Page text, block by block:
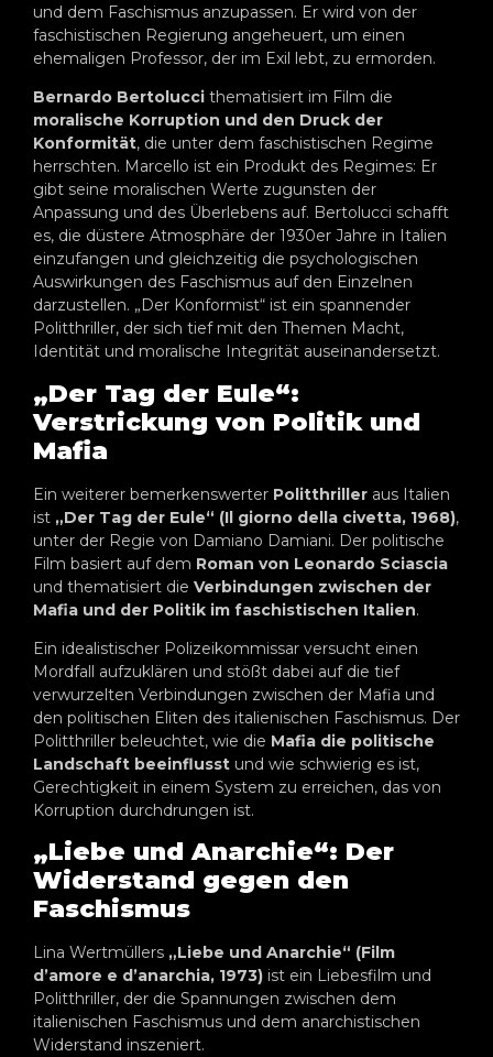
und dem Faschismus anzupassen. Er wird von der
faschistischen Regierung angeheuert, um einen
ehemaligen Professor, der im Exil lebt, zu ermorden.
Bernardo Bertolucci thematisiert im Film die
moralische Korruption und den Druck der
Konformität, die unter dem faschistischen Regime
herrschten. Marcello ist ein Produkt des Regimes: Er
gibt seine moralischen Werte zugunsten der
Anpassung und des Überlebens auf. Bertolucci schafft
es, die düstere Atmosphäre der 1930er Jahre in Italien
einzufangen und gleichzeitig die psychologischen
Auswirkungen des Faschismus auf den Einzelnen
darzustellen. „Der Konformist“ ist ein spannender
Politthriller, der sich tief mit den Themen Macht,
Identität und moralische Integrität auseinandersetzt.
„Der Tag der Eule“:
Verstrickung von Politik und
Mafia
Ein weiterer bemerkenswerter Politthriller aus Italien
ist „Der Tag der Eule“ (Il giorno della civetta, 1968),
unter der Regie von Damiano Damiani. Der politische
Film basiert auf dem Roman von Leonardo Sciascia
und thematisiert die Verbindungen zwischen der
Mafia und der Politik im faschistischen Italien.
Ein idealistischer Polizeikommissar versucht einen
Mordfall aufzuklären und stößt dabei auf die tief
verwurzelten Verbindungen zwischen der Mafia und
den politischen Eliten des italienischen Faschismus. Der
Politthriller beleuchtet, wie die Mafia die politische
Landschaft beeinflusst und wie schwierig es ist,
Gerechtigkeit in einem System zu erreichen, das von
Korruption durchdrungen ist.
„Liebe und Anarchie“: Der
Widerstand gegen den
Faschismus
Lina Wertmüllers „Liebe und Anarchie“ (Film
d’amore e d’anarchia, 1973) ist ein Liebesfilm und
Politthriller, der die Spannungen zwischen dem
italienischen Faschismus und dem anarchistischen
Widerstand inszeniert.